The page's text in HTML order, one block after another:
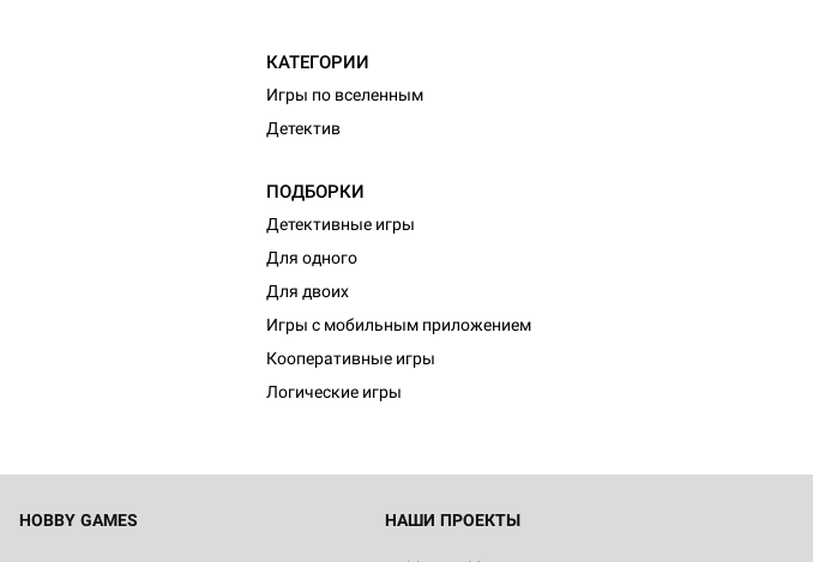
КАТЕГОРИИ
Игры по вселенным
Детектив
ПОДБОРКИ
Детективные игры
Для одного
Для двоих
Игры с мобильным приложением
Кооперативные игры
Логические игры
HOBBY GAMES НАШИ ПРОЕКТЫ